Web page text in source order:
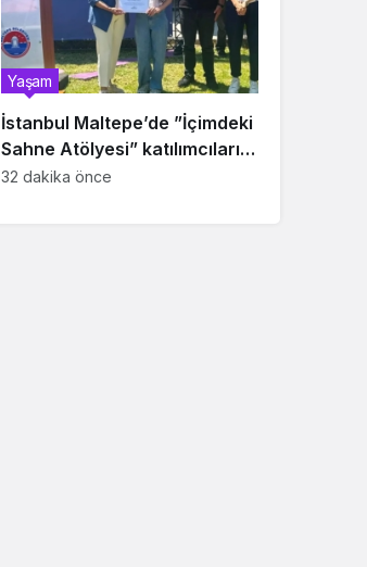
İstanbul Maltepe’de ”İçimdeki
Sahne Atölyesi” katılımcıları
belgelerini aldı
Yaşam
32 dakika önce